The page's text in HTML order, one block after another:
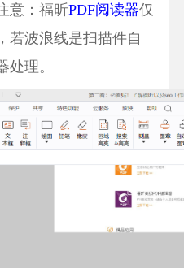
意：福昕PDF阅读器仅
若波浪线是扫描件自
理。